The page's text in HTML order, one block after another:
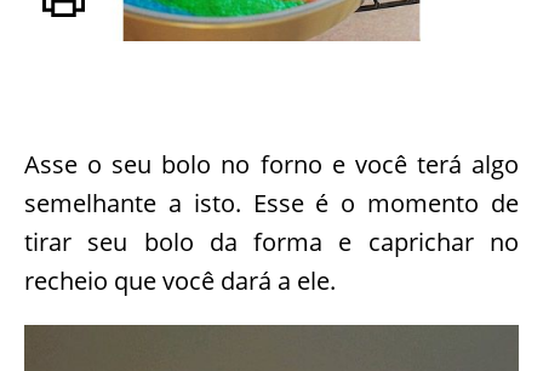
Asse o seu bolo no forno e você terá algo
semelhante a isto. Esse é o momento de
tirar seu bolo da forma e caprichar no
recheio que você dará a ele.